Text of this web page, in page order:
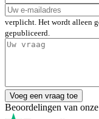
verplicht. Het wordt alleen
gepubliceerd.
Voeg een vraag toe
Beoordelingen van